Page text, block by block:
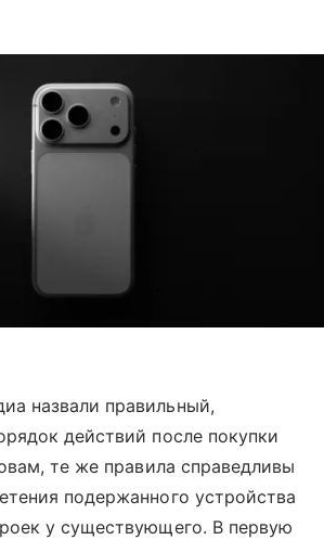
назвали правильный,
действий после покупки
те же правила справедливы
подержанного устройства
у существующего. В первую